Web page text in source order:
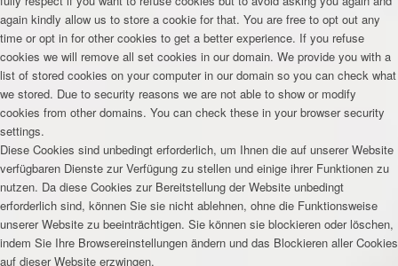
again kindly allow us to store a cookie for that. You are free to opt out any
time or opt in for other cookies to get a better experience. If you refuse
cookies we will remove all set cookies in our domain. We provide you with a
list of stored cookies on your computer in our domain so you can check what
we stored. Due to security reasons we are not able to show or modify
cookies from other domains. You can check these in your browser security
settings.
Diese Cookies sind unbedingt erforderlich, um Ihnen die auf unserer Website
verfügbaren Dienste zur Verfügung zu stellen und einige ihrer Funktionen zu
nutzen. Da diese Cookies zur Bereitstellung der Website unbedingt
erforderlich sind, können Sie sie nicht ablehnen, ohne die Funktionsweise
unserer Website zu beeinträchtigen. Sie können sie blockieren oder löschen,
indem Sie Ihre Browsereinstellungen ändern und das Blockieren aller Cookies
auf dieser Website erzwingen.